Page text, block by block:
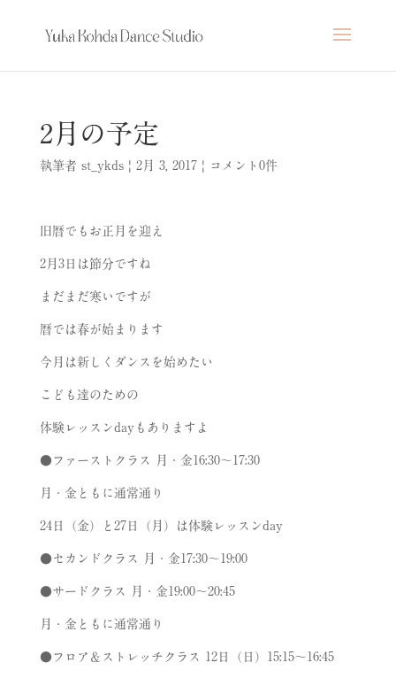
2月の予定
執筆者 st_ykds| 2月 3, 2017| コメント0件
旧暦でもお正月を迎え
2月 3日は節分ですね
まだまだ寒いですが
暦では春が始まります
今月は新しくダンスを始めたい
こども達のための
体験レッスンdayもありますよ
●ファーストクラス 月・金16:30～ 17:30
月・金ともに通常通り
24日（金）と 27日（月）は体験レッスンday
●セカンドクラス 月・金17:30～ 19:00
●サードクラス 月・金19:00～20:45
月・金ともに通常通り
●フロア＆ストレッチクラス 12日（日） 15:15～ 16:45